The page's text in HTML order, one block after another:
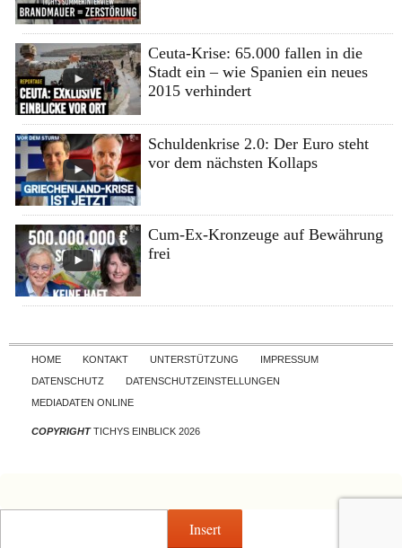
Ceuta-Krise: 65.000 fallen in die
Stadt ein – wie Spanien ein neues
2015 verhindert
Schuldenkrise 2.0: Der Euro steht
vor dem nächsten Kollaps
Cum-Ex-Kronzeuge auf Bewährung
frei
Skip to content
HOME KONTAKT UNTERSTÜTZUNG
IMPRESSUM
DATENSCHUTZ
DATENSCHUTZEINSTELLUNGEN
MEDIADATEN ONLINE
COPYRIGHTTICHYS EINBLICK 2026
Insert